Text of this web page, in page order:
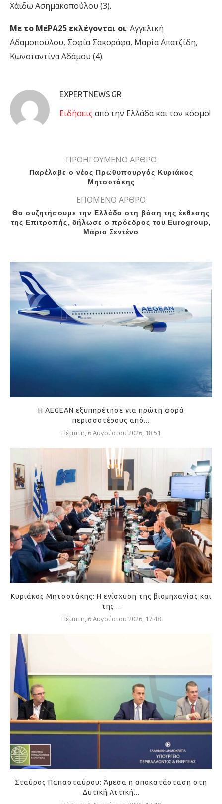
Χάϊδω Ασημακοπούλου (3).
Με το ΜέΡΑ25 εκλέγονται οι: Αγγελική
Αδαμοπούλου, Σοφία Σακοράφα, Μαρία Απατζίδη,
Κωνσταντίνα Αδάμου (4).
EXPERTNEWS.GR
Eιδήσεις από την Ελλάδα και τον κόσμο!
ΠΡΟΗΓΟΥΜΕΝΟ ΑΡΘΡΟ
Παρέλαβε ο νέος Πρωθυπουργός Κυριάκος
Μητσοτάκης
ΕΠΟΜΕΝΟ ΑΡΘΡΟ
Θα συζητήσουμε την Ελλάδα στη βάση της έκθεσης
της Επιτροπής, δήλωσε ο πρόεδρος του Eurogroup,
Μάριο Σεντένο
Η AEGEAN εξυπηρέτησε για πρώτη φορά
περισσοτέρους από...
Πέμπτη, 6 Αυγούστου 2026, 18:51
Κυριάκος Μητσοτάκης: Η ενίσχυση της βιομηχανίας και
της...
Πέμπτη, 6 Αυγούστου 2026, 17:48
Σταύρος Παπασταύρου: Άμεσα η αποκατάσταση στη
Δυτική Αττική...